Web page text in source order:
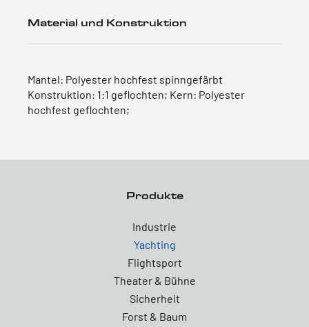
Material und Konstruktion
Mantel: Polyester hochfest spinngefärbt
Konstruktion: 1:1 geflochten; Kern: Polyester
hochfest geflochten;
Produkte
Industrie
Yachting
Flightsport
Theater & Bühne
Sicherheit
Forst & Baum